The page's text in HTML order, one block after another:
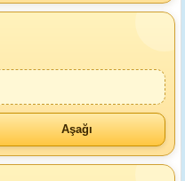
Aşağı